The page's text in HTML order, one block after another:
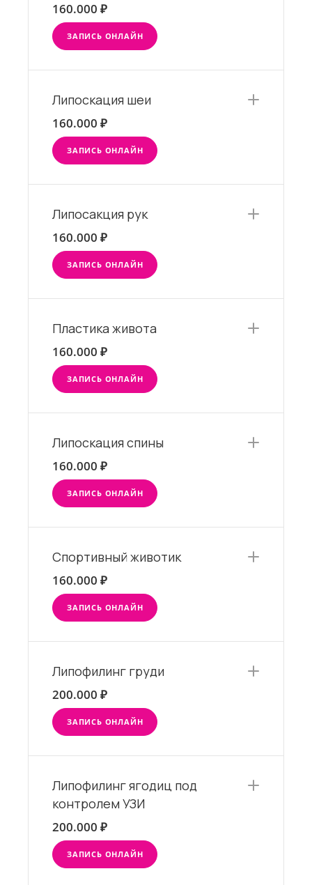
160.000 ₽
ЗАПИСЬ ОНЛАЙН
Липоскация шеи
160.000 ₽
ЗАПИСЬ ОНЛАЙН
Липосакция рук
160.000 ₽
ЗАПИСЬ ОНЛАЙН
Пластика живота
160.000 ₽
ЗАПИСЬ ОНЛАЙН
Липоскация спины
160.000 ₽
ЗАПИСЬ ОНЛАЙН
Спортивный животик
160.000 ₽
ЗАПИСЬ ОНЛАЙН
Липофилинг груди
200.000 ₽
ЗАПИСЬ ОНЛАЙН
Липофилинг ягодиц под
контролем УЗИ
200.000 ₽
ЗАПИСЬ ОНЛАЙН